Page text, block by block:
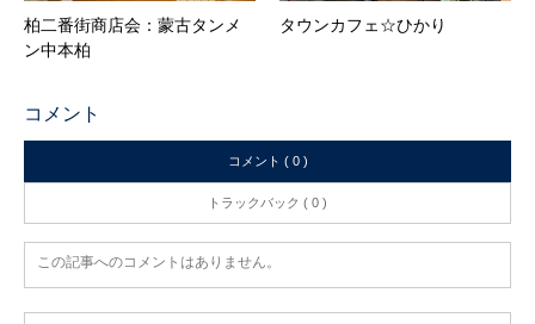
柏二番街商店会：蒙古タンメ
ン中本柏
タウンカフェ☆ひかり
コメント
コメント ( 0 )
トラックバック ( 0 )
この記事へのコメントはありません。